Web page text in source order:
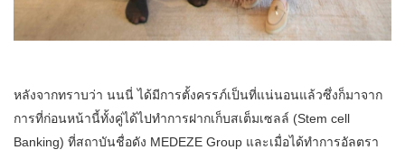
หลังจากทราบว่า นนนี่ ได้มีการตั้งครรภ์เป็นที่แน่นอนแล้วซึ่งก็มาจาก
การที่ก่อนหน้านี้ทั้งคู่ได้ไปทำการฝากเก็บสเต็มเซลล์ (Stem cell
Banking) ที่สถาบันชื่อดัง MEDEZE Group และเมื่อได้ทำการอัลตรา